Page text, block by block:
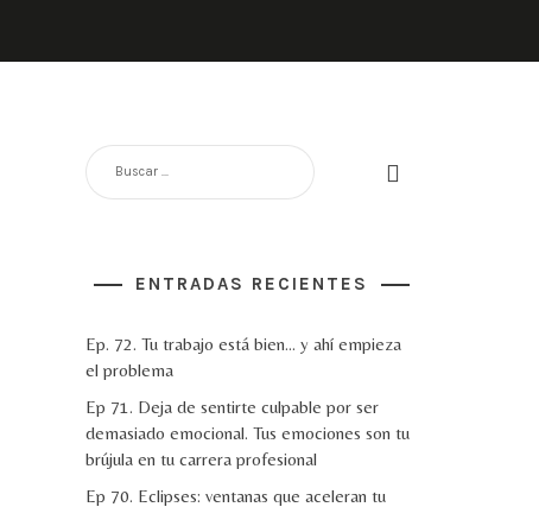
ENTRADAS RECIENTES
Ep. 72. Tu trabajo está bien… y ahí empieza
el problema
Ep 71. Deja de sentirte culpable por ser
demasiado emocional. Tus emociones son tu
brújula en tu carrera profesional
Ep 70. Eclipses: ventanas que aceleran tu